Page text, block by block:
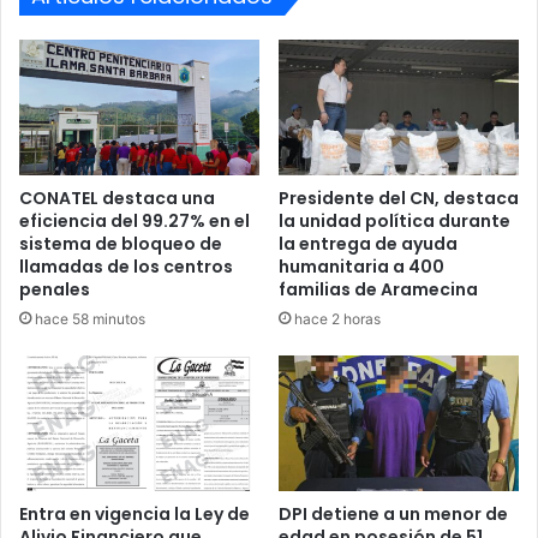
están en control de grupos criminales.
Puntualizó que “se trata de una problemática que
enfrentamos históricamente, pero estamos con una nueva
administración de gobierno con la esperanza que el nuevo
ministro de Seguridad pueda crear estrategias que
garanticen el fortalecimiento de la seguridad ciudadana”.
Coiproden Policía Nacional
Wilmer Vásquez
CONATEL destaca una
eficiencia del 99.27% en el
sistema de bloqueo de
llamadas de los centros
penales
hace 58 minutos
Presidente del CN, destaca
la unidad política durante
la entrega de ayuda
humanitaria a 400
familias de Aramecina
hace 2 horas
Entra en vigencia la Ley de
DPI detiene a un menor de